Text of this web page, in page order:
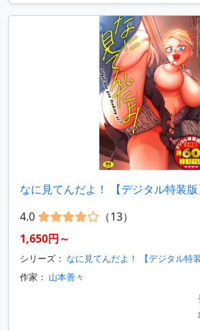
なに見てんだよ！ 【デジタル特装版
4.0
（13）
1,650円～
シリーズ： なに見てんだよ！ 【デジタル特装
作家： 山本善々